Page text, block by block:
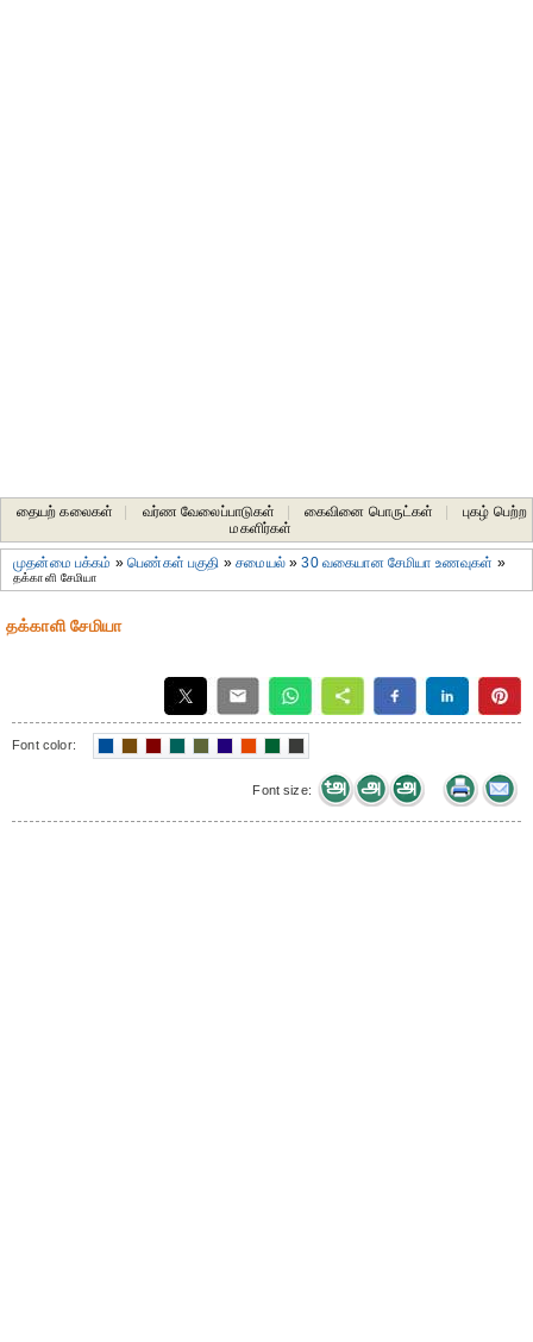
தையற் கலைகள் வர்ண வேலைப்பாடுகள் கைவினை பொருட்கள்
புகழ் பெற்ற
மகளிர்கள்
முதன்மை பக்கம் »பெண்கள் பகுதி »சமையல்»30 வகையான சேமியா உணவுகள் »
தக்காளி சேமியா
தக்காளி சேமியா
Font color:
Font size: